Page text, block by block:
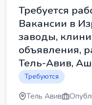
Требуется
Вакансии в
заводы,
объявления,
Тель-Авив,
Требуются
Тель Авив